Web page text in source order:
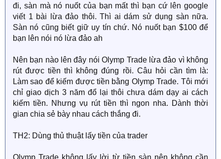
đi, sàn mà nó nuốt của bạn mất thì bạn cứ lên google
viết 1 bài lừa đảo thôi. Thì ai dám sử dụng sàn nữa.
Sàn nó cũng biết giữ uy tín chứ. Nó nuốt bạn $100 để
bạn lên nói nó lừa đảo ah
Nên bạn nào lên đây nói Olymp Trade lừa đảo vì không
rút được tiền thì không đúng rồi. Câu hỏi cần tìm là:
Làm sao để kiếm được tiền bằng Olymp Trade. Tôi mới
chỉ giao dịch 3 năm đổ lại thôi chưa dám dạy ai cách
kiếm tiền. Nhưng vụ rút tiền thì ngon nha. Dành thời
gian chia sẻ bày nhau cách thắng đi.
TH2: Dùng thủ thuật lấy tiền của trader
Olymp Trade không lấy lời từ tiền sàn nên không cần